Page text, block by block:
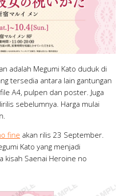
adalah Megumi Kato duduk di
tersedia antara lain gantungan
A4, pulpen dan poster. Juga
sebelumnya. Harga mulai
fine akan rilis 23 September.
Kato yang menjadi
kisah Saenai Heroine no